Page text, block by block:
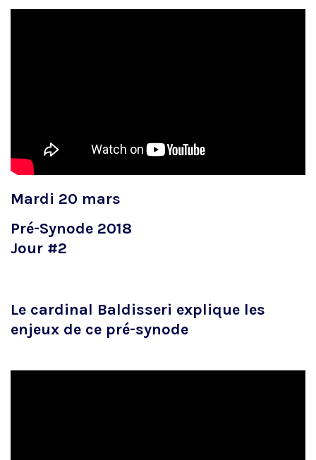
Mardi 20 mars
Pré-Synode 2018
Jour #2
Le cardinal Baldisseri explique les
enjeux de ce pré-synode